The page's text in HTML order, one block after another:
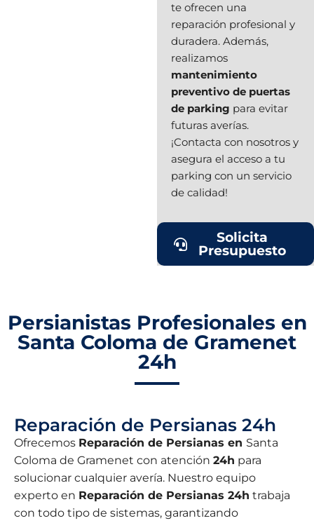
te ofrecen una
reparación profesional y
duradera. Además,
realizamos
mantenimiento
preventivo de puertas
de parking para evitar
futuras averías.
¡Contacta con nosotros y
asegura el acceso a tu
parking con un servicio
de calidad!
Solicita
Presupuesto
Persianistas Profesionales en
Santa Coloma de Gramenet
24h
Reparación de Persianas 24h
Ofrecemos Reparación de Persianas en Santa
Coloma de Gramenet con atención 24h para
solucionar cualquier avería. Nuestro equipo
experto en Reparación de Persianas 24h trabaja
con todo tipo de sistemas, garantizando